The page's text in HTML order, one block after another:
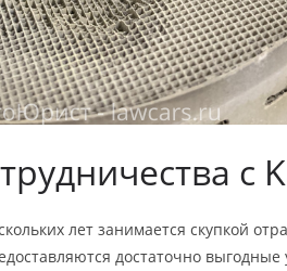
с
лет занимается скупкой
достаточно